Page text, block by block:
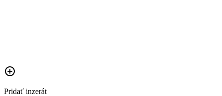
Pridať inzerát